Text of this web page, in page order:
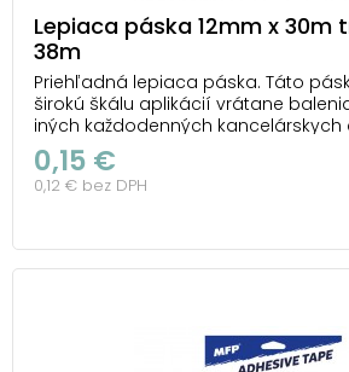
Lepiaca páska 12mm x 30m
38m
Priehľadná lepiaca páska. Táto
širokú škálu aplikácií vrátane
iných každodenných
činností. Jej priehľadnosť zaisťuje
minimálnu viditeľnosť na povrchu,
prilepená. Hrúbka pásky je 38
0,15 €
0,12 € bez DPH